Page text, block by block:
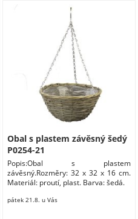
Obal s plastem závěsný šedý
P0254-21
Popis:Obal s plastem
závěsný.Rozměry: 32 x 32 x 16 cm.
Materiál: proutí, plast. Barva: šedá.
pátek 21.8. u Vás